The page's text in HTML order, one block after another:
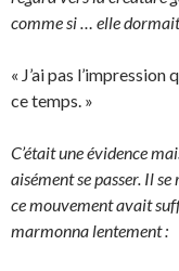
comme si … elle
« J’ai pas
ce temps. »
C’était une évidence
aisément se passer. Il
ce mouvement avait
marmonna lentement :